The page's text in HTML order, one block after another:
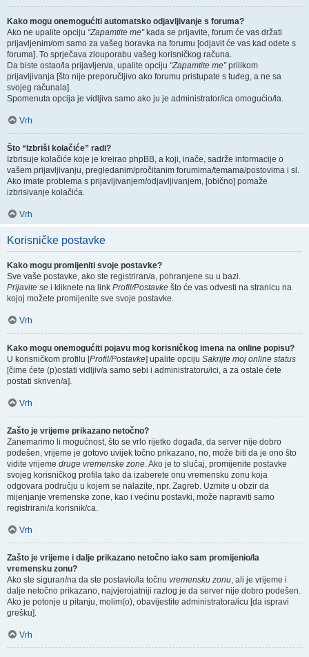
Kako mogu onemogućiti automatsko odjavljivanje s foruma?
Ako ne upalite opciju “Zapamtite me”kada se prijavite, forum će vas držati
prijavljenim/om samo za vašeg boravka na forumu [odjavit će vas kad odete s
foruma]. To sprječava zlouporabu vašeg korisničkog računa.
Da biste ostao/la prijavljen/a, upalite opciju “Zapamtite me”prilikom
prijavljivanja [što nije preporučljivo ako forumu pristupate s tuđeg, a ne sa
svojeg računala].
Spomenuta opcija je vidljiva samo ako ju je administrator/ica omogućio/la.
Vrh
Što “Izbriši kolačiće” radi?
Izbrisuje kolačiće koje je kreirao phpBB, a koji, inače, sadrže informacije o
vašem prijavljivanju, pregledanim/pročitanim forumima/temama/postovima i sl.
Ako imate problema s prijavljivanjem/odjavljivanjem, [obično] pomaže
izbrisivanje kolačića.
Vrh
Korisničke postavke
Kako mogu promijeniti svoje postavke?
Sve vaše postavke, ako ste registriran/a, pohranjene su u bazi.
Prijavite se i kliknete na link Profil/Postavke što će vas odvesti na stranicu na
kojoj možete promijenite sve svoje postavke.
Vrh
Kako mogu onemogućiti pojavu mog korisničkog imena na online popisu?
U korisničkom profilu [Profil/Postavke] upalite opciju Sakrijte moj online status
[čime ćete (p)ostati vidljiv/a samo sebi i administratoru/ici, a za ostale ćete
postati skriven/a].
Vrh
Zašto je vrijeme prikazano netočno?
Zanemarimo li mogućnost, što se vrlo rijetko događa, da server nije dobro
podešen, vrijeme je gotovo uvijek točno prikazano, no, može biti da je ono što
vidite vrijeme druge vremenske zone. Ako je to slučaj, promijenite postavke
svojeg korisničkog profila tako da izaberete onu vremensku zonu koja
odgovara području u kojem se nalazite, npr. Zagreb. Uzmite u obzir da
mijenjanje vremenske zone, kao i većinu postavki, može napraviti samo
registrirani/a korisnik/ca.
Vrh
Zašto je vrijeme i dalje prikazano netočno iako sam promijenio/la
vremensku zonu?
Ako ste siguran/na da ste postavio/la točnu vremensku zonu, ali je vrijeme i
dalje netočno prikazano, najvjerojatniji razlog je da server nije dobro podešen.
Ako je potonje u pitanju, molim(o), obavijestite administratora/icu [da ispravi
grešku].
Vrh